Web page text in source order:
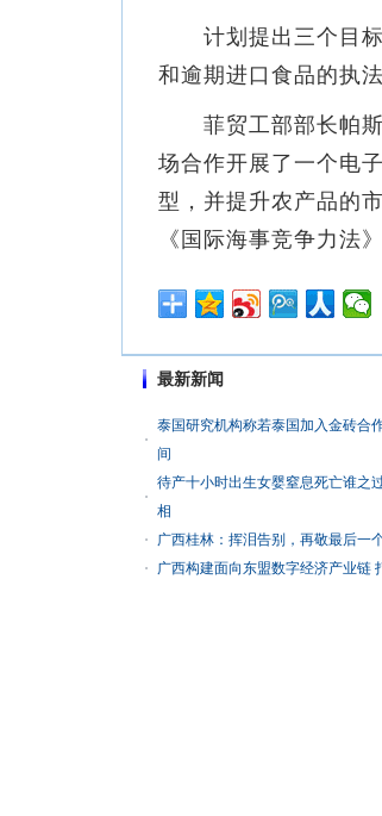
计划提出三个目标
和逾期进口食品的执
菲贸工部部长帕斯
场合作开展了一个电
型，并提升农产品的
《国际海事竞争力法
最新新闻
泰国研究机构称若泰国加入金砖合
间
待产十小时出生女婴窒息死亡谁之
相
广西桂林：挥泪告别，再敬最后一
广西构建面向东盟数字经济产业链